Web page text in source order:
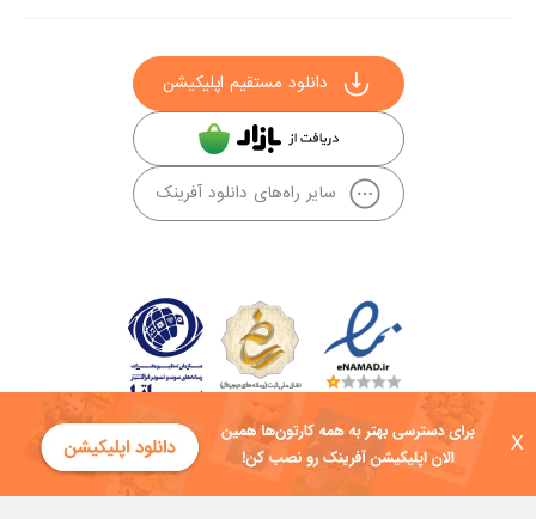
X
دانلود مستقیم اپلیکیشن
سایر راه‌های دانلود آفرینک
کلیه حقوق این سایت به شرکت توسعه فناوی هفت آسمان توکان تعلق دارد و